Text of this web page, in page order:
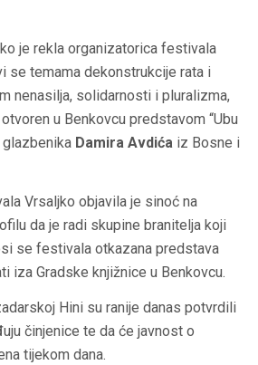
je rekla organizatorica festivala
se temama dekonstrukcije rata i
nenasilja, solidarnosti i pluralizma,
u Benkovcu predstavom “Ubu
glazbenika Damira Avdića iz Bosne i
Vrsaljko objavila je sinoć na
da je radi skupine branitelja koji
se festivala otkazana predstava
iza Gradske knjižnice u Benkovcu.
Hini su ranije danas potvrdili
činjenice te da će javnost o
tijekom dana.